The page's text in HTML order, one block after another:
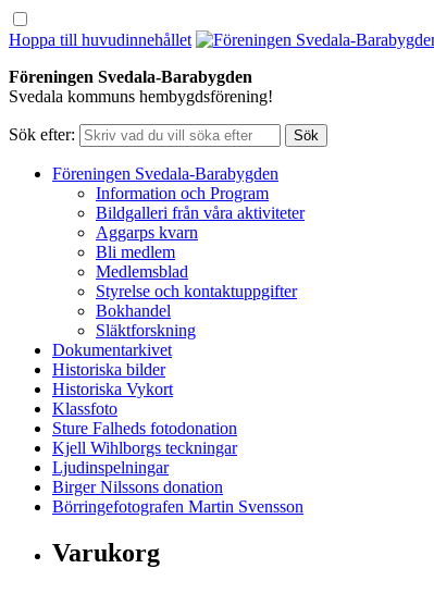
Hoppa till huvudinnehållet
Föreningen Svedala-Barabygden
Svedala kommuns hembygdsförening!
Sök efter:
Föreningen Svedala-Barabygden
Information och Program
Bildgalleri från våra aktiviteter
Aggarps kvarn
Bli medlem
Medlemsblad
Styrelse och kontaktuppgifter
Bokhandel
Släktforskning
Dokumentarkivet
Historiska bilder
Historiska Vykort
Klassfoto
Sture Falheds fotodonation
Kjell Wihlborgs teckningar
Ljudinspelningar
Birger Nilssons donation
Börringefotografen Martin Svensson
Varukorg